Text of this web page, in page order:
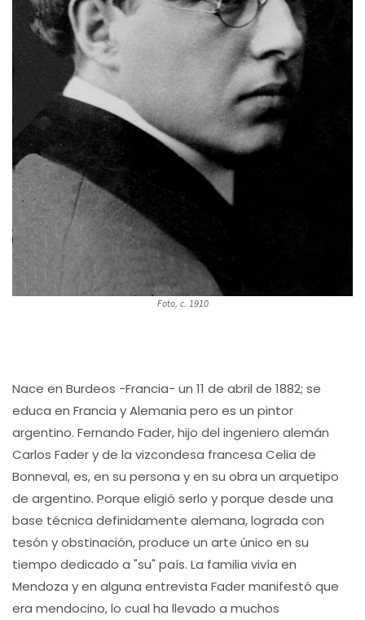
Foto, c. 1910
Nace en Burdeos -Francia- un 11 de abril de 1882; se
educa en Francia y Alemania pero es un pintor
argentino. Fernando Fader, hijo del ingeniero alemán
Carlos Fader y de la vizcondesa francesa Celia de
Bonneval, es, en su persona y en su obra un arquetipo
de argentino. Porque eligió serlo y porque desde una
base técnica definidamente alemana, lograda con
tesón y obstinación, produce un arte único en su
tiempo dedicado a "su" país. La familia vivía en
Mendoza y en alguna entrevista Fader manifestó que
era mendocino, lo cual ha llevado a muchos